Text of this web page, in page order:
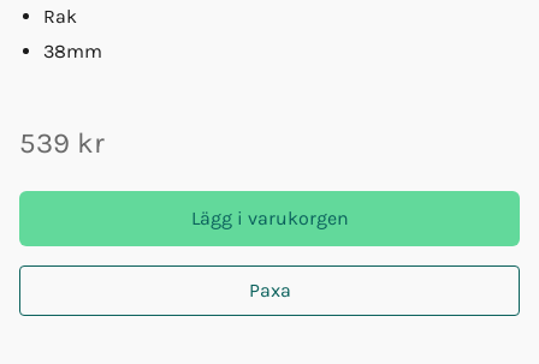
Rak
38mm
539 kr
Lägg i varukorgen
Paxa